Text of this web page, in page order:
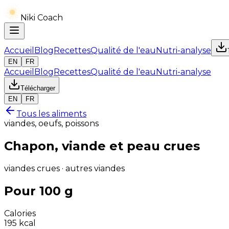
Niki Coach
Accueil BlogRecettesQualité de l'eauNutri-analyse
EN
FR
Accueil BlogRecettesQualité de l'eauNutri-analyse
Télécharger
EN
FR
Tous les aliments
viandes, oeufs, poissons
Chapon, viande et peau crues
viandes crues · autres viandes
Pour 100 g
Calories
195 kcal